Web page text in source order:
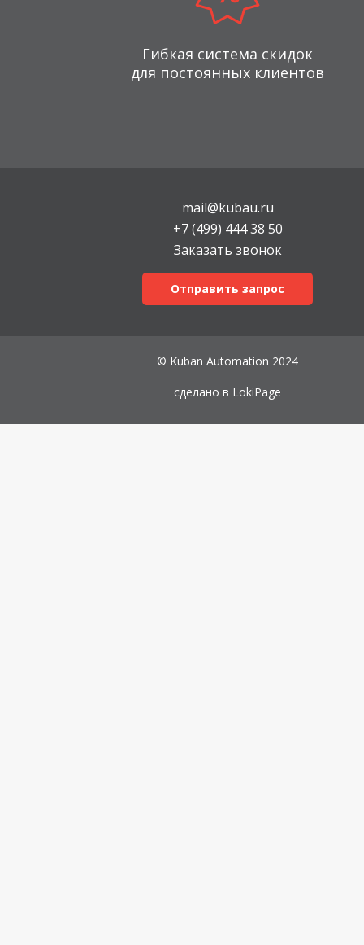
Гибкая система скидок
для постоянных клиентов
mail@kubau.ru
+7 (499) 444 38 50
Заказать звонок
Отправить запрос
© Kuban Automation 2024
сделано в LokiPage